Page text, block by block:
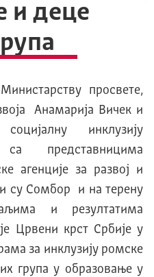
и деце
просвете,
Анамарија Вичек и
инклузију
са представницима
агенције за развој и
су Сомбор и на терену
и резултатима
Црвени крст Србије у
за инклузију ромске
група у образовање у